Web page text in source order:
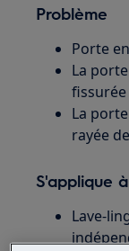
Problème
Porte
La
fissurée
La
rayée
S'applique à
Lave-